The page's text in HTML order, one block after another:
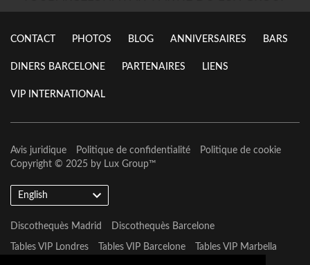
CONTACT PHOTOS BLOG ANNIVERSAIRES BARS
DINERS BARCELONE PARTENAIRES LIENS
VIP INTERNATIONAL
Avis juridique Politique de confidentialité
Politique de cookie
Copyright © 2025 by Lux Group™
English
Discothequès Madrid Discothequès Barcelone
Tables VIP Londres Tables VIP Barcelone Tables VIP Marbella